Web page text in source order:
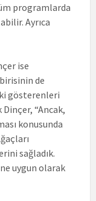
programlarda
Ayrıca
ise
de
gösterenleri
“Ancak,
konusunda
sağladık.
uygun olarak